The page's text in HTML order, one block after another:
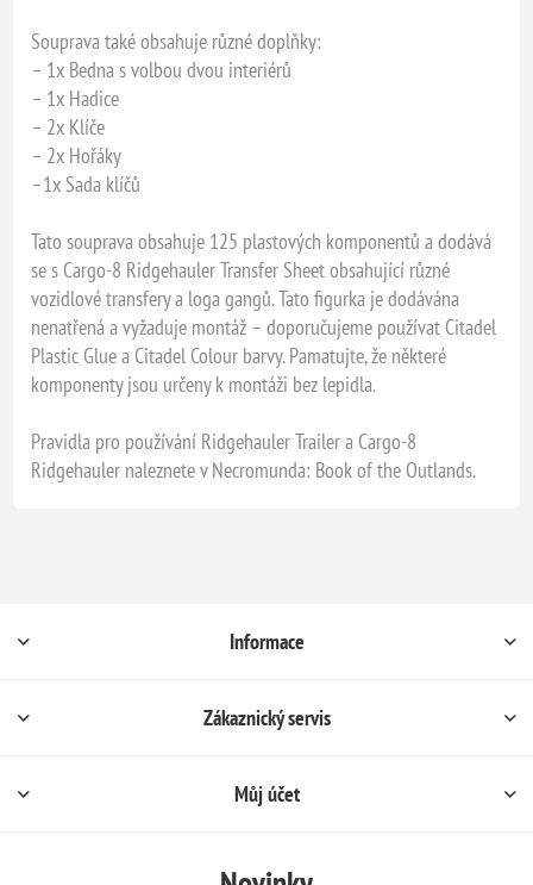
Souprava také obsahuje různé doplňky:
– 1x Bedna s volbou dvou interiérů
– 1x Hadice
– 2x Klíče
– 2x Hořáky
–1x Sada klíčů
Tato souprava obsahuje 125 plastových komponentů a dodává
se s Cargo-8 Ridgehauler Transfer Sheet obsahující různé
vozidlové transfery a loga gangů. Tato figurka je dodávána
nenatřená a vyžaduje montáž – doporučujeme používat Citadel
Plastic Glue a Citadel Colour barvy. Pamatujte, že některé
komponenty jsou určeny k montáži bez lepidla.
Pravidla pro používání Ridgehauler Trailer a Cargo-8
Ridgehauler naleznete v Necromunda: Book of the Outlands.
Informace
Zákaznický servis
Můj účet